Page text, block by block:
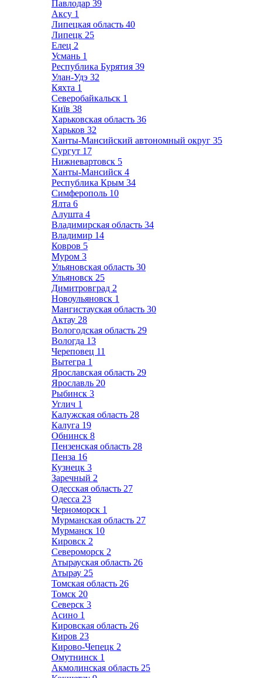
Павлодар 39
Аксу 1
Липецкая область 40
Липецк 25
Елец 2
Усмань 1
Республика Бурятия 39
Улан-Удэ 32
Кяхта 1
Северобайкальск 1
Київ 38
Харьковская область 36
Харьков 32
Ханты-Мансийский автономный округ 35
Сургут 17
Нижневартовск 5
Ханты-Мансийск 4
Республика Крым 34
Симферополь 10
Ялта 6
Алушта 4
Владимирская область 34
Владимир 14
Ковров 5
Муром 3
Ульяновская область 30
Ульяновск 25
Димитровград 2
Новоульяновск 1
Мангистауская область 30
Актау 28
Вологодская область 29
Вологда 13
Череповец 11
Вытегра 1
Ярославская область 29
Ярославль 20
Рыбинск 3
Углич 1
Калужская область 28
Калуга 19
Обнинск 8
Пензенская область 28
Пенза 16
Кузнецк 3
Заречный 2
Одесская область 27
Одесса 23
Черноморск 1
Мурманская область 27
Мурманск 10
Кировск 2
Североморск 2
Атырауская область 26
Атырау 25
Томская область 26
Томск 20
Северск 3
Асино 1
Кировская область 26
Киров 23
Кирово-Чепецк 2
Омутнинск 1
Акмолинская область 25